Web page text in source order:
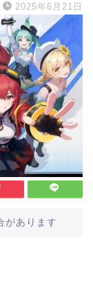
2025年6月21日
があります